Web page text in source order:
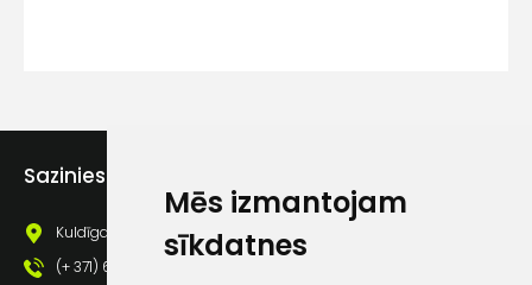
Mēs izmantojam
sīkdatnes
Sazinies ar mums
Kuldīgas iela 69a, Saldus, Saldus nov., LV - 3801
(+ 371) 63 881 186
pastā